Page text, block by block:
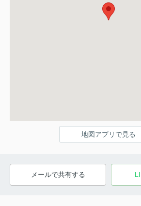
地図アプリで見る
メールで共有する